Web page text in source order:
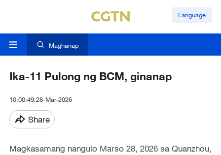
Language
Maghanap
Ika-11 Pulong ng BCM, ginanap
10:00:49,28-Mar-2026
Share
Magkasamang nangulo Marso 28, 2026 sa Quanzhou,